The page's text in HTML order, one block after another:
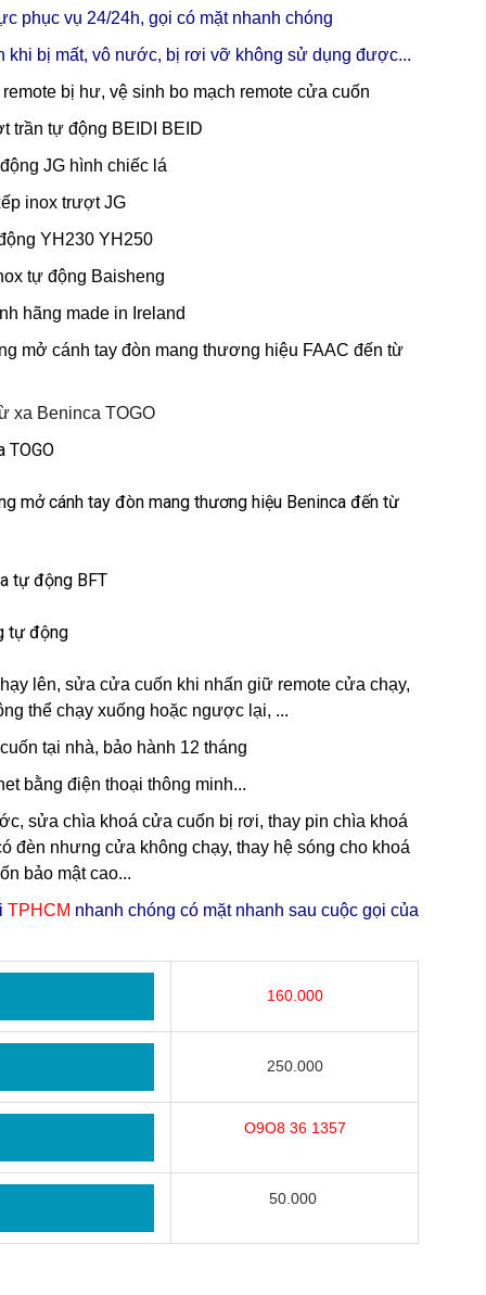
phục vụ 24/24h, gọi có mặt nhanh chóng
khi bị mất, vô nước, bị rơi vỡ không sử dụng được...
bị hư, vệ sinh bo mạch remote cửa cuốn
trần tự động BEIDI BEID
JG hình chiếc lá
inox trượt JG
YH230 YH250
tự động Baisheng
hãng made in Ireland
mở cánh tay đòn mang thương hiệu FAAC đến từ
xa Beninca TOGO
TOGO
mở cánh tay đòn mang thương hiệu Beninca đến từ
tự động BFT
tự động
lên, sửa cửa cuốn khi nhấn giữ remote cửa chạy,
thể chạy xuống hoặc ngược lại, ...
tại nhà, bảo hành 12 tháng
bằng điện thoại thông minh...
sửa chìa khoá cửa cuốn bị rơi, thay pin chìa khoá
đèn nhưng cửa không chạy, thay hệ sóng cho khoá
bảo mật cao...
TPHCM nhanh chóng có mặt nhanh sau cuộc gọi của
160.000
250.000
O9O8 36 1357
50.000